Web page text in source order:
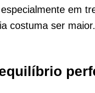
em
costuma ser maior.